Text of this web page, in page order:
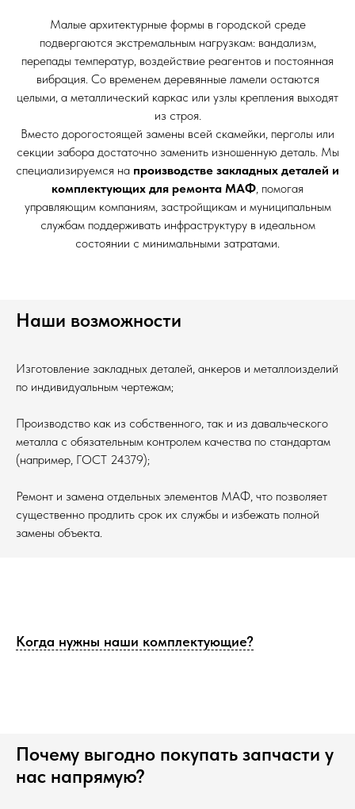
Малые архитектурные формы в городской среде
подвергаются экстремальным нагрузкам: вандализм,
перепады температур, воздействие реагентов и постоянная
вибрация. Со временем деревянные ламели остаются
целыми, а металлический каркас или узлы крепления выходят
из строя.
Вместо дорогостоящей замены всей скамейки, перголы или
секции забора достаточно заменить изношенную деталь. Мы
специализируемся на производстве закладных деталей и
комплектующих для ремонта МАФ , помогая
управляющим компаниям, застройщикам и муниципальным
службам поддерживать инфраструктуру в идеальном
состоянии с минимальными затратами.
Наши возможности
Изготовление закладных деталей, анкеров и металлоизделий
по индивидуальным чертежам;
Производство как из собственного, так и из давальческого
металла с обязательным контролем качества по стандартам
(например, ГОСТ 24379);
Ремонт и замена отдельных элементов МАФ, что позволяет
существенно продлить срок их службы и избежать полной
замены объекта.
Когда нужны наши комплектующие?
Почему выгодно покупать запчасти у
нас напрямую?